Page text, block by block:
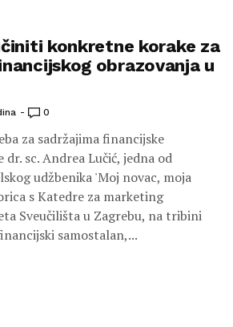
konkretne korake za
obrazovanja u
0
za sadržajima financijske
sc. Andrea Lučić, jedna od
udžbenika 'Moj novac, moja
s Katedre za marketing
Sveučilišta u Zagrebu, na tribini
samostalan,...